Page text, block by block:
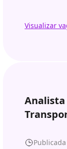
Visualizar
Analista